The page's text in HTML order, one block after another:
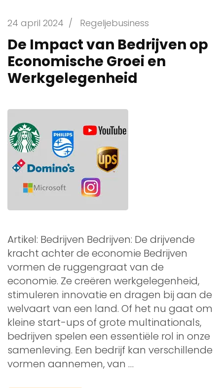
24 april 2024 / Regeljebusiness
De Impact van Bedrijven op
Economische Groei en
Werkgelegenheid
Artikel: Bedrijven Bedrijven: De drijvende
kracht achter de economie Bedrijven
vormen de ruggengraat van de
economie. Ze creëren werkgelegenheid,
stimuleren innovatie en dragen bij aan de
welvaart van een land. Of het nu gaat om
kleine start-ups of grote multinationals,
bedrijven spelen een essentiële rol in onze
samenleving. Een bedrijf kan verschillende
vormen aannemen, van …